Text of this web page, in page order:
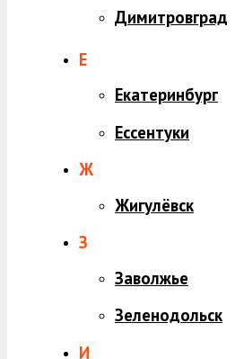
Димитровград
Е
Екатеринбург
Ессентуки
Ж
Жигулёвск
З
Заволжье
Зеленодольск
И